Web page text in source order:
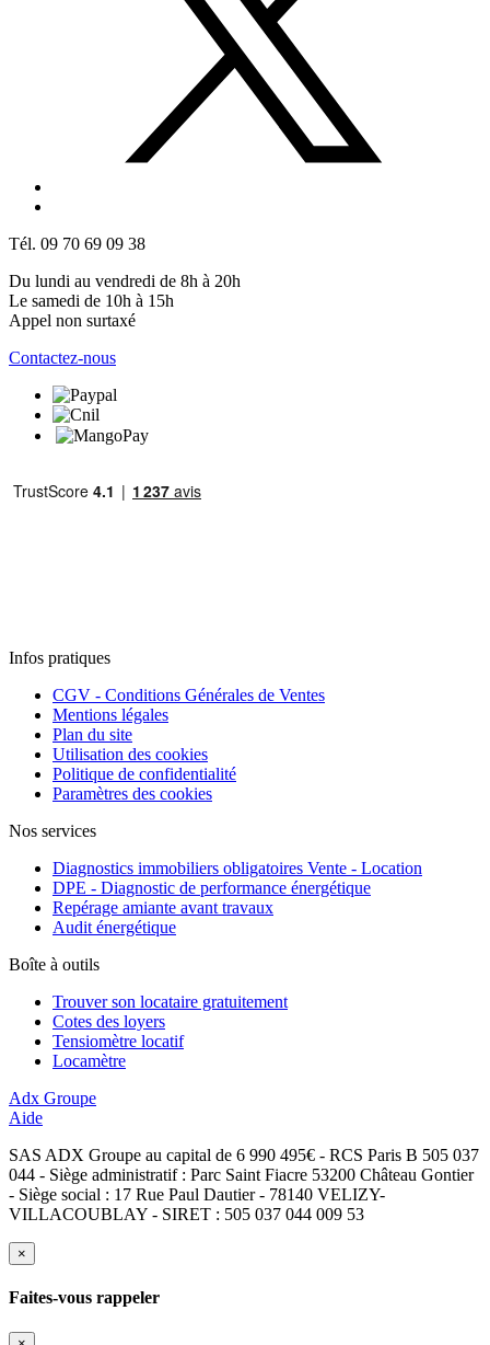
Tél. 09 70 69 09 38
Du lundi au vendredi de 8h à 20h
Le samedi de 10h à 15h
Appel non surtaxé
Contactez-nous
Infos pratiques
CGV - Conditions Générales de Ventes
Mentions légales
Plan du site
Utilisation des cookies
Politique de confidentialité
Paramètres des cookies
Nos services
Diagnostics immobiliers obligatoires Vente - Location
DPE - Diagnostic de performance énergétique
Repérage amiante avant travaux
Audit énergétique
Boîte à outils
Trouver son locataire gratuitement
Cotes des loyers
Tensiomètre locatif
Locamètre
Adx Groupe
Aide
SAS ADX Groupe au capital de 6 990 495€ - RCS Paris B 505 037
044 - Siège administratif : Parc Saint Fiacre 53200 Château Gontier
- Siège social : 17 Rue Paul Dautier - 78140 VELIZY-
VILLACOUBLAY - SIRET : 505 037 044 009 53
×
Faites-vous rappeler